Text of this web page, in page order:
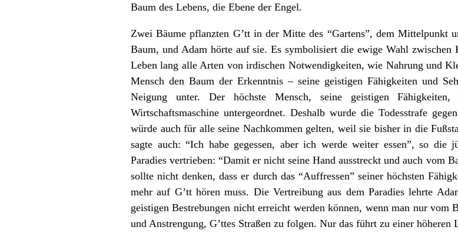
Baum des Lebens, die Ebene der Engel.
Zwei Bäume pflanzten G’tt in der Mitte des “Gartens”, dem Mittelpunkt
Baum, und Adam hörte auf sie. Es symbolisiert die ewige Wahl zwischen
Leben lang alle Arten von irdischen Notwendigkeiten, wie Nahrung und
Mensch den Baum der Erkenntnis – seine geistigen Fähigkeiten und
Neigung unter. Der höchste Mensch, seine geistigen
Wirtschaftsmaschine untergeordnet. Deshalb wurde die Todesstrafe
würde auch für alle seine Nachkommen gelten, weil sie bisher in die
sagte auch: “Ich habe gegessen, aber ich werde weiter essen”, so die
Paradies vertrieben: “Damit er nicht seine Hand ausstreckt und auch vom
sollte nicht denken, dass er durch das “Auffressen” seiner höchsten
mehr auf G’tt hören muss. Die Vertreibung aus dem Paradies lehrte
geistigen Bestrebungen nicht erreicht werden können, wenn man nur vom
und Anstrengung, G’ttes Straßen zu folgen. Nur das führt zu einer höheren